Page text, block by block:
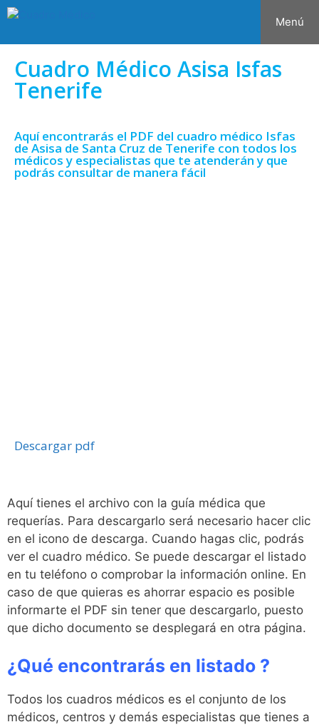
Menú
Cuadro Médico Asisa Isfas
Tenerife
Aquí encontrarás el PDF del cuadro médico Isfas
de Asisa de Santa Cruz de Tenerife con todos los
médicos y especialistas que te atenderán y que
podrás consultar de manera fácil
Descargar pdf
Aquí tienes el archivo con la guía médica que
requerías. Para descargarlo será necesario hacer clic
en el icono de descarga. Cuando hagas clic, podrás
ver el cuadro médico. Se puede descargar el listado
en tu teléfono o comprobar la información online. En
caso de que quieras es ahorrar espacio es posible
informarte el PDF sin tener que descargarlo, puesto
que dicho documento se desplegará en otra página.
¿Qué encontrarás en listado ?
Todos los cuadros médicos es el conjunto de los
médicos, centros y demás especialistas que tienes a